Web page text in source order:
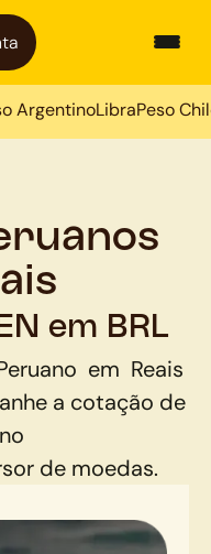
ArgentinoLibraPeso
em BRL
em Reais
a cotação de
de moedas.